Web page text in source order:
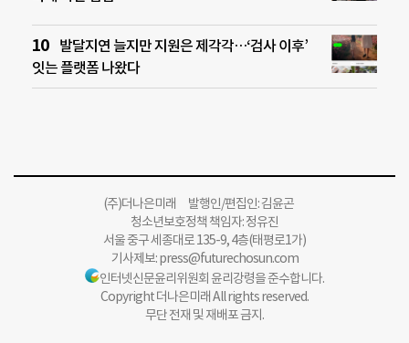
발달지연 늘지만 지원은 제각각…‘검사 이후’
잇는 플랫폼 나왔다
(주)더나은미래 발행인/편집인: 김윤곤
청소년보호정책 책임자: 정유진
서울 중구 세종대로 135-9, 4층(태평로1가)
기사제보:press@futurechosun.com
인터넷신문윤리위원회 윤리강령을 준수합니다.
Copyright 더나은미래 All rights reserved.
무단 전재 및 재배포 금지.